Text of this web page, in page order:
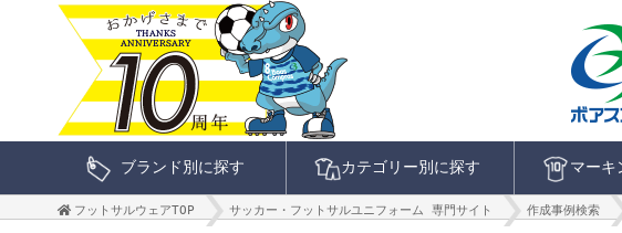
ブランド別に探す カテゴリー別に探す マーキ
フットサルウェアTOP サッカー・フットサルユニフォーム 専門サイト 作成事例検索